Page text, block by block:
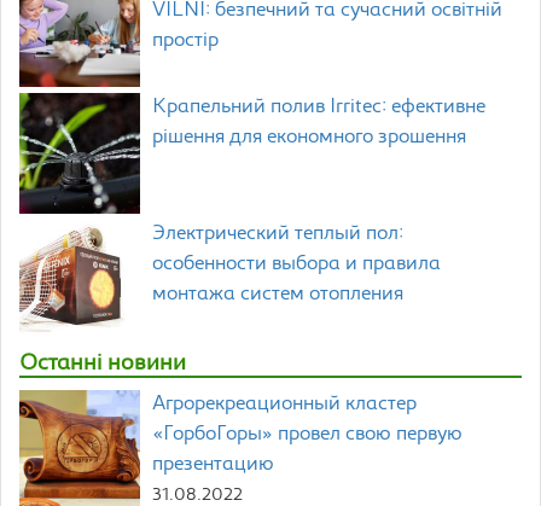
VILNI: безпечний та сучасний освітній
простір
Крапельний полив Irritec: ефективне
рішення для економного зрошення
Электрический теплый пол:
особенности выбора и правила
монтажа систем отопления
Останні новини
Агрорекреационный кластер
«ГорбоГоры» провел свою первую
презентацию
31.08.2022